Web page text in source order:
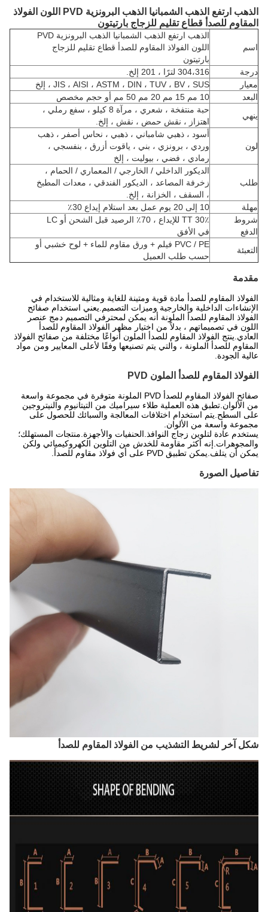
الذهب ارتفع الذهب الشمبانيا الذهب البرونزية PVD اللون الفولاذ
المقاوم للصدأ قطاع تقليم للزجاج بارتيتون
اسم
الذهب ارتفع الذهب الشمبانيا الذهب البرونزية PVD
اللون الفولاذ المقاوم للصدأ قطاع تقليم للزجاج
بارتيتون
درجة
304،316 لترًا ، 201 إلخ.
معيار
JIS ، AISI ، ASTM ، DIN ، TUV ، BV ، SUS ، إلخ
البعد
10 مم 15 مم 20 مم 50 مم أو حجم مخصص
ينهي
حبة منتفخة ، شعري ، مرآة 8 كيلو ، سفع رملي ،
اهتزاز ، نقش حمض ، نقش ، إلخ.
لون
أسود ، ذهبي شامباني ، ذهبي ، نحاس أصفر ، ذهب
وردي ، برونزي ، بني ، ياقوت أزرق ، بنفسجي ،
رمادي ، فضي ، بيوليت ، إلخ
طلب
الديكور الداخلي / الخارجي / المعماري / الحمام ،
زخرفة المصاعد ، الديكور الفندقي ، معدات المطبخ
، السقف ، الخزانة ، إلخ.
مهلة
10 إلى 20 يوم عمل بعد استلام إيداع 30٪
شروط
الدفع
30٪ TT للإيداع ، 70٪ الرصيد قبل الشحن أو LC
في الأفق
التعبئة
PVC / PE فيلم + ورق مقاوم للماء + لوح خشبي أو
حسب طلب العميل
مقدمة
الفولاذ المقاوم للصدأ مادة قوية ومتينة للغاية ومثالية للاستخدام في
الإنشاءات الداخلية والخارجية وميزات التصميم.يعني استخدام صفائح
الفولاذ المقاوم للصدأ الملونة أنه يمكن لمحترفي التصميم دمج عنصر
اللون في تصميماتهم ، بدلاً من اختيار مظهر الفولاذ المقاوم للصدأ
العادي.ينتج الفولاذ المقاوم للصدأ الملون أنواعًا مختلفة من صفائح الفولاذ
المقاوم للصدأ الملونة ، والتي يتم تصنيعها وفقًا لأعلى المعايير ومن مواد
عالية الجودة.
الفولاذ المقاوم للصدأ الملون PVD
صفائح الفولاذ المقاوم للصدأ PVD الملونة متوفرة في مجموعة واسعة
من الألوان.تطبق هذه العملية طلاء سيراميك من التيتانيوم والنيتروجين
على السطح.يتم استخدام اختلافات المعالجة والسبائك للحصول على
مجموعة واسعة من الألوان.
يستخدم عادة لتلوين زجاج النوافذ.الحنفيات والأجهزة.منتجات المستهلك؛
والمجوهرات.إنه أكثر مقاومة للخدش من التلوين الكهروكيميائي ولكن
يمكن أن يتلف.يمكن تطبيق PVD على أي فولاذ مقاوم للصدأ.
تفاصيل الصورة
شكل آخر لشريط التشذيب من الفولاذ المقاوم للصدأ